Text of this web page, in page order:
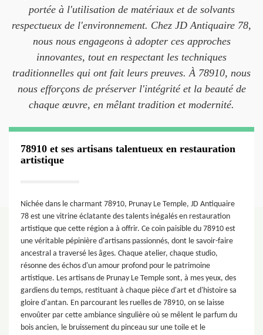
portée à l'utilisation de matériaux et de solvants
respectueux de l'environnement. Chez JD Antiquaire 78,
nous nous engageons à adopter ces approches
innovantes, tout en respectant les techniques
traditionnelles qui ont fait leurs preuves. À 78910, nous
nous efforçons de préserver l'intégrité et la beauté de
chaque œuvre, en mêlant tradition et modernité.
78910 et ses artisans talentueux en restauration
artistique
Nichée dans le charmant 78910, Prunay Le Temple, JD Antiquaire
78 est une vitrine éclatante des talents inégalés en restauration
artistique que cette région a à offrir. Ce coin paisible du 78910 est
une véritable pépinière d'artisans passionnés, dont le savoir-faire
ancestral a traversé les âges. Chaque atelier, chaque studio,
résonne des échos d'un amour profond pour le patrimoine
artistique. Les artisans de Prunay Le Temple sont, à mes yeux, des
gardiens du temps, restituant à chaque pièce d'art et d'histoire sa
gloire d'antan. En parcourant les ruelles de 78910, on se laisse
envoûter par cette ambiance singulière où se mêlent le parfum du
bois ancien, le bruissement du pinceau sur une toile et le